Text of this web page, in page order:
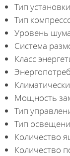
Тип
Тип
Уровень
Система
Класс
Мощность
Тип
Тип
Количество
Количество